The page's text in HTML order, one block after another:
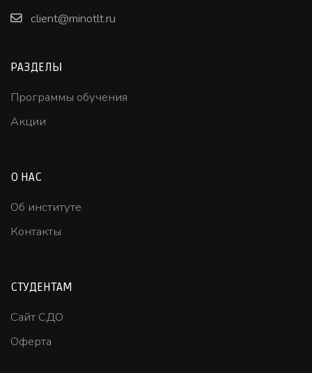
client@minotlt.ru
РАЗДЕЛЫ
Программы обучения
Акции
О НАС
Об институте
Контакты
СТУДЕНТАМ
Сайт СДО
Оферта